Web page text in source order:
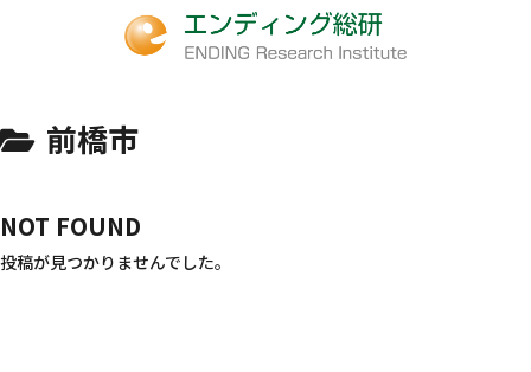
前橋市
NOT FOUND
投稿が見つかりませんでした。